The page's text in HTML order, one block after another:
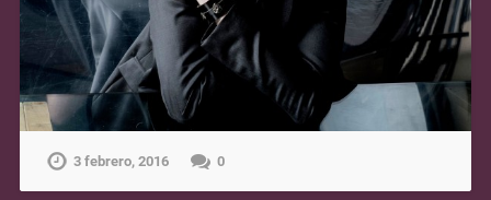
3 febrero, 2016 0